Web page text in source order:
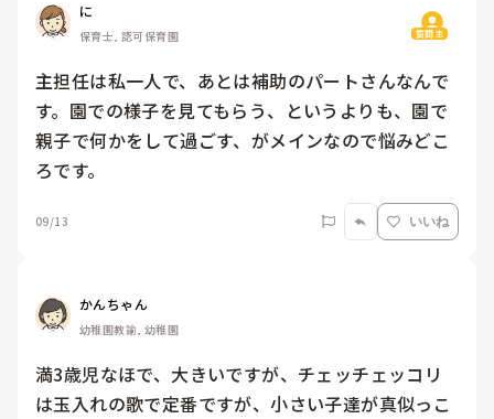
に
保育士, 認可保育園 質問主
主担任は私一人で、あとは補助のパートさんなんで
す。園での様子を見てもらう、というよりも、園で
親子で何かをして過ごす、がメインなので悩みどこ
ろです。
09/13 いいね
かんちゃん
幼稚園教諭, 幼稚園
満3歳児なほで、大きいですが、チェッチェッコリ
は玉入れの歌で定番ですが、小さい子達が真似っこ